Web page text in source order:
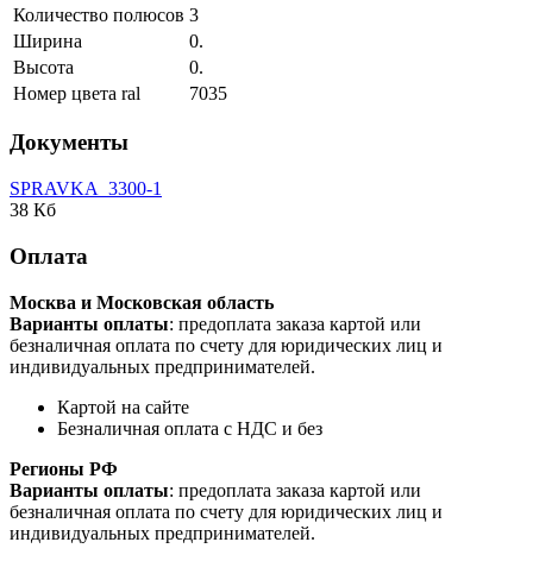
Количество полюсов 3
Ширина
0.
Высота
0.
Номер цвета ral
7035
Документы
SPRAVKA_3300-1
38 Кб
Оплата
Москва и Московская область
Варианты оплаты: предоплата заказа картой или
безналичная оплата по счету для юридических лиц и
индивидуальных предпринимателей.
Картой на сайте
Безналичная оплата с НДС и без
Регионы РФ
Варианты оплаты: предоплата заказа картой или
безналичная оплата по счету для юридических лиц и
индивидуальных предпринимателей.